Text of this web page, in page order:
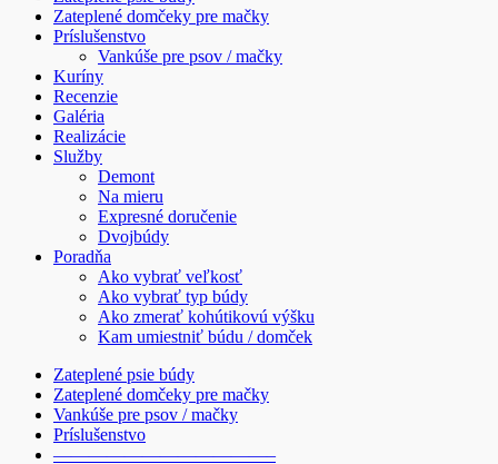
Zateplené domčeky pre mačky
Príslušenstvo
Vankúše pre psov / mačky
Kuríny
Recenzie
Galéria
Realizácie
Služby
Demont
Na mieru
Expresné doručenie
Dvojbúdy
Poradňa
Ako vybrať veľkosť
Ako vybrať typ búdy
Ako zmerať kohútikovú výšku
Kam umiestniť búdu / domček
Zateplené psie búdy
Zateplené domčeky pre mačky
Vankúše pre psov / mačky
Príslušenstvo
————————————–